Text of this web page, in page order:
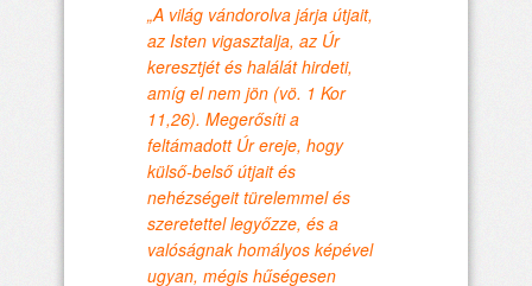
„A világ vándorolva járja útjait,
az Isten vigasztalja, az Úr
keresztjét és halálát hirdeti,
amíg el nem jön (vö. 1 Kor
11,26). Megerősíti a
feltámadott Úr ereje, hogy
külső-belső útjait és
nehézségeit türelemmel és
szeretettel legyőzze, és a
valóságnak homályos képével
ugyan, mégis hűségesen